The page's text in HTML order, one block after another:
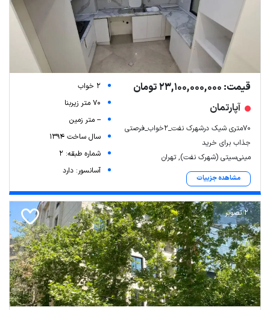
قیمت: 23,100,000,000 تومان
آپارتمان
70متری شیک درشهرک نفت_2خواب_فرصتی
جذاب برای خرید
مینی‌سیتی (شهرک نفت), تهران
مشاهده جزییات
2 خواب
70 متر زیربنا
-- متر زمین
سال ساخت 1394
شماره طبقه: 2
آسانسور: دارد
2 تصویر